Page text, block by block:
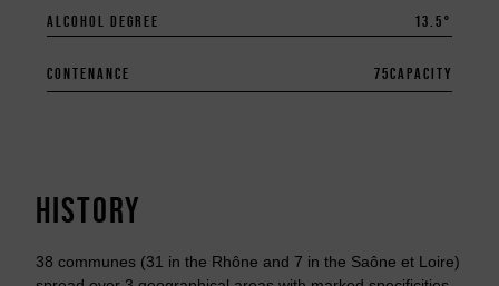
ALCOHOL DEGREE 13.5°
CONTENANCE 75CAPACITY
HISTORY
38 communes (31 in the Rhône and 7 in the Saône et Loire)